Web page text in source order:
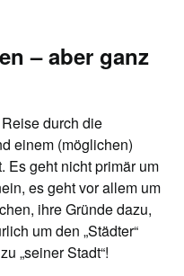
– aber ganz
durch die
einem (möglichen)
Es geht nicht primär um
es geht vor allem um
ihre Gründe dazu,
um den „Städter“
„seiner Stadt“!